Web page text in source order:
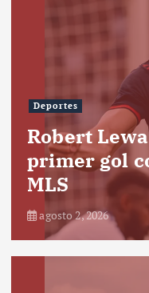
Deportes
Robert
primer gol
MLS
agosto 2, 2026